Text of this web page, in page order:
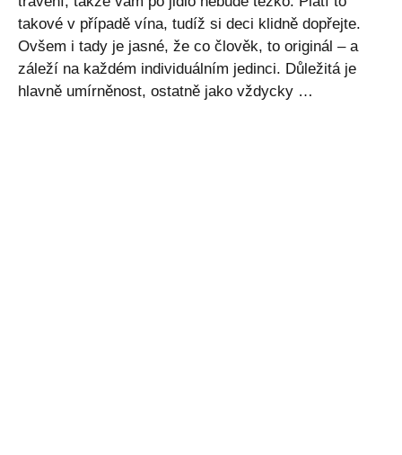
takové v případě vína, tudíž si deci klidně dopřejte.
Ovšem i tady je jasné, že co člověk, to originál – a
záleží na každém individuálním jedinci. Důležitá je
hlavně umírněnost, ostatně jako vždycky …